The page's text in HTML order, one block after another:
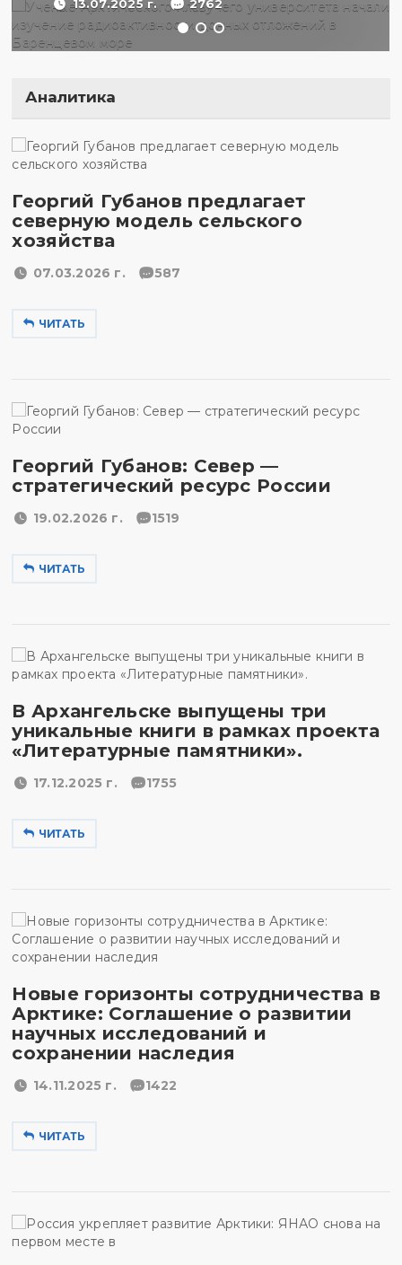
13.07.2025 г. 2762
Аналитика
Георгий Губанов предлагает
северную модель сельского
хозяйства
07.03.2026 г. 587
ЧИТАТЬ
Георгий Губанов: Север —
стратегический ресурс России
19.02.2026 г. 1519
ЧИТАТЬ
В Архангельске выпущены три
уникальные книги в рамках проекта
«Литературные памятники».
17.12.2025 г. 1755
ЧИТАТЬ
Новые горизонты сотрудничества в
Арктике: Соглашение о развитии
научных исследований и
сохранении наследия
14.11.2025 г. 1422
ЧИТАТЬ